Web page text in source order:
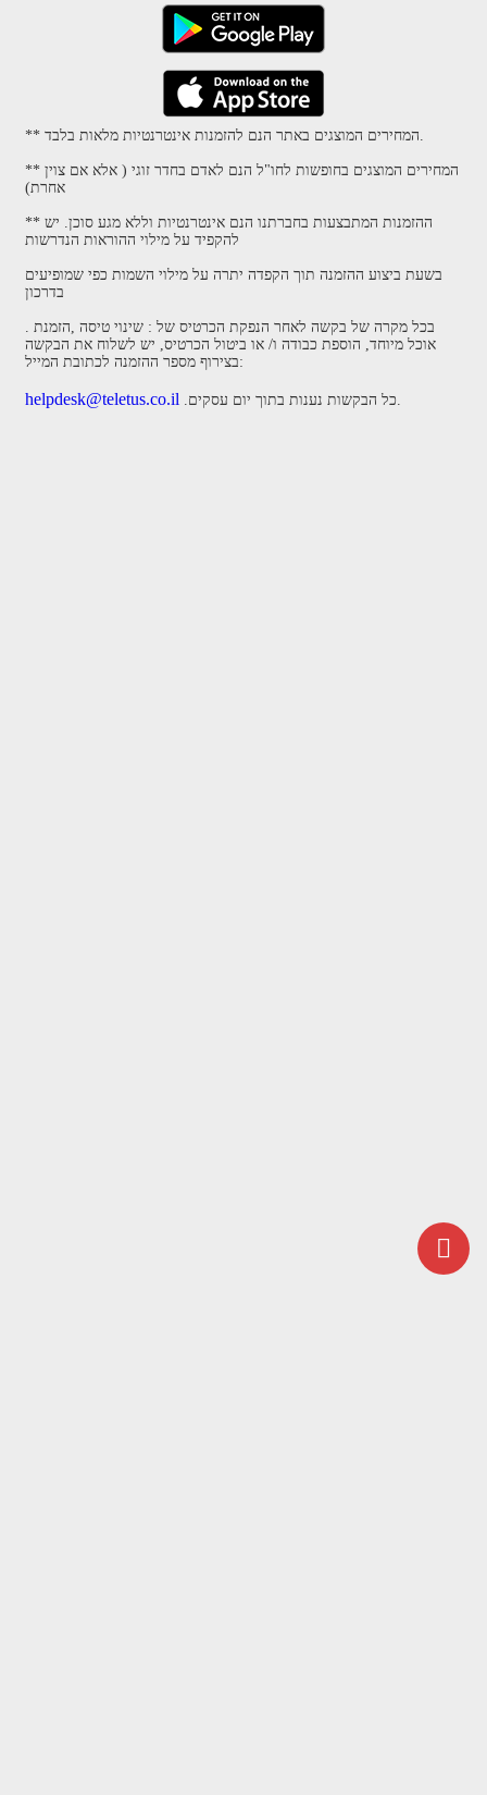
** המחירים המוצגים באתר הנם להזמנות אינטרנטיות מלאות בלבד.
** המחירים המוצגים בחופשות לחו"ל הנם לאדם בחדר זוגי ( אלא אם צוין
אחרת)
** ההזמנות המתבצעות בחברתנו הנם אינטרנטיות וללא מגע סוכן. יש
להקפיד על מילוי ההוראות הנדרשות
בשעת ביצוע ההזמנה תוך הקפדה יתרה על מילוי השמות כפי שמופיעים
בדרכון
. בכל מקרה של בקשה לאחר הנפקת הכרטיס של : שינוי טיסה ,הזמנת
אוכל מיוחד, הוספת כבודה ו/ או ביטול הכרטיס, יש לשלוח את הבקשה
בצירוף מספר ההזמנה לכתובת המייל:
helpdesk@teletus.co.il .כל הבקשות נענות בתוך יום עסקים.